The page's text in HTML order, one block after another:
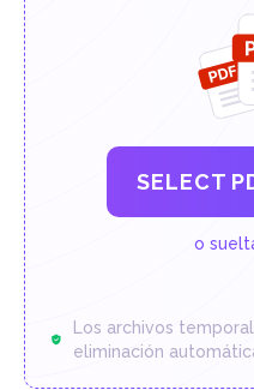
SELECT
o
Los archivos
eliminación